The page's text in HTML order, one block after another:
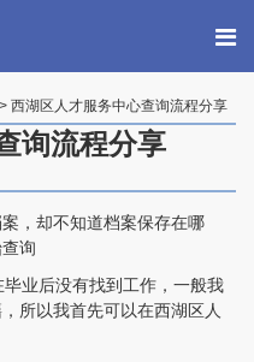
> 西湖区人才服务中心查询流程分享
询流程分享
，却不知道档案保存在哪
询
毕业后没有找到工作，一般我
所以我首先可以在西湖区人